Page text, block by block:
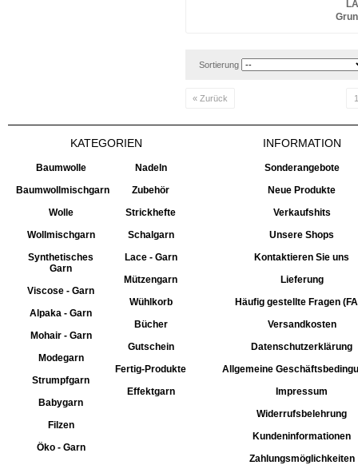
Sortierung
« Zurück 1
KATEGORIEN
Baumwolle
Baumwollmischgarn
Wolle
Wollmischgarn
Synthetisches
Garn
Viscose - Garn
Alpaka - Garn
Mohair - Garn
Modegarn
Strumpfgarn
Babygarn
Filzen
Öko - Garn
Nadeln
Zubehör
Strickhefte
Schalgarn
Lace - Garn
Mützengarn
Wühlkorb
Bücher
Gutschein
Fertig-Produkte
Effektgarn
INFORMATION
Sonderangebote
Neue Produkte
Verkaufshits
Unsere Shops
Kontaktieren Sie uns
Lieferung
Häufig gestellte Fragen
Versandkosten
Datenschutzerklärung
Allgemeine
Impressum
Widerrufsbelehrung
Kundeninformationen
Zahlungsmöglichkeiten